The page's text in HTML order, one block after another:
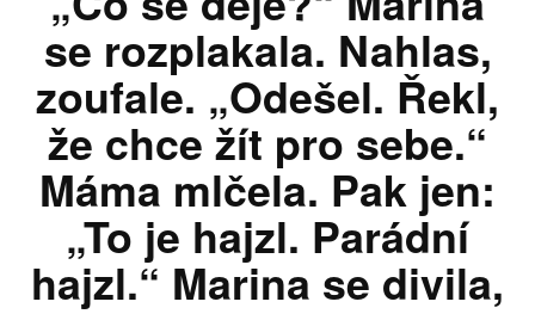
se rozplakala. Nahlas,
zoufale. „Odešel. Řekl,
že chce žít pro sebe.“
Máma mlčela. Pak jen:
„To je hajzl. Parádní
hajzl.“ Marina se divila,